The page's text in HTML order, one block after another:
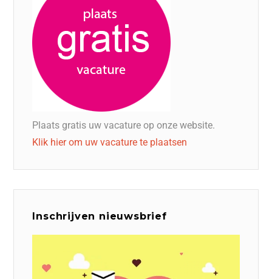
Plaats gratis uw vacature op onze website.
Klik hier om uw vacature te plaatsen
Inschrijven nieuwsbrief